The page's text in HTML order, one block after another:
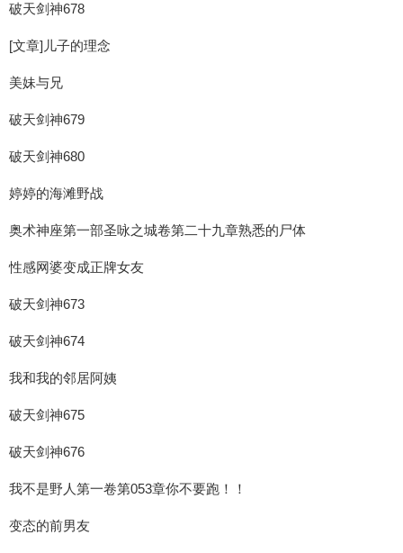
破天剑神678
[文章]儿子的理念
美妹与兄
破天剑神679
破天剑神680
婷婷的海滩野战
奥术神座第一部圣咏之城卷第二十九章熟悉的尸体
性感网婆变成正牌女友
破天剑神673
破天剑神674
我和我的邻居阿姨
破天剑神675
破天剑神676
我不是野人第一卷第053章你不要跑！！
变态的前男友